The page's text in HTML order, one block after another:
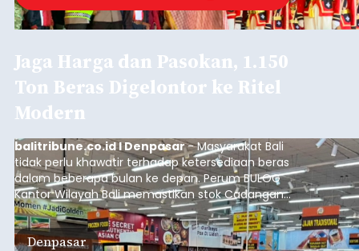
Jaga Harga dan Pasokan, 1.150
Ton Beras Digelontor ke Ritel
Modern
balitribune.co.id I Denpasar- Masyarakat Bali
tidak perlu khawatir terhadap ketersediaan beras
dalam beberapa bulan ke depan. Perum BULOG
Kantor Wilayah Bali memastikan stok Cadangan
Beras Pemerintah (CBP) masih dalam kondisi
aman, bahkan diproyeksikan mampu memenuhi
kebutuhan masyarakat hingga sekitar 10 bulan.
Denpasar